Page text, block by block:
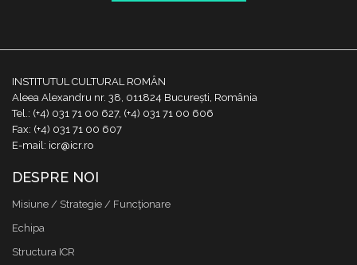
INSTITUTUL CULTURAL ROMÂN
Aleea Alexandru nr. 38, 011824 București, România
Tel.: (+4) 031 71 00 627, (+4) 031 71 00 606
Fax: (+4) 031 71 00 607
E-mail: icr@icr.ro
DESPRE NOI
Misiune / Strategie / Funcţionare
Echipa
Structura ICR